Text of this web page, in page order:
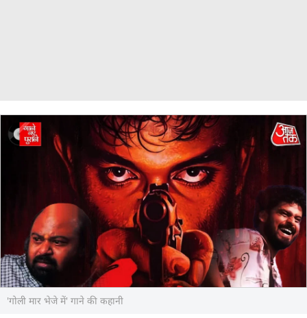
'गोली मार भेजे में' गाने की कहानी